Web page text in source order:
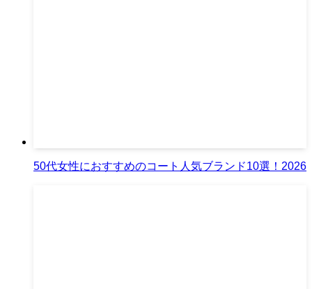
50代女性におすすめのコート人気ブランド10選！2026